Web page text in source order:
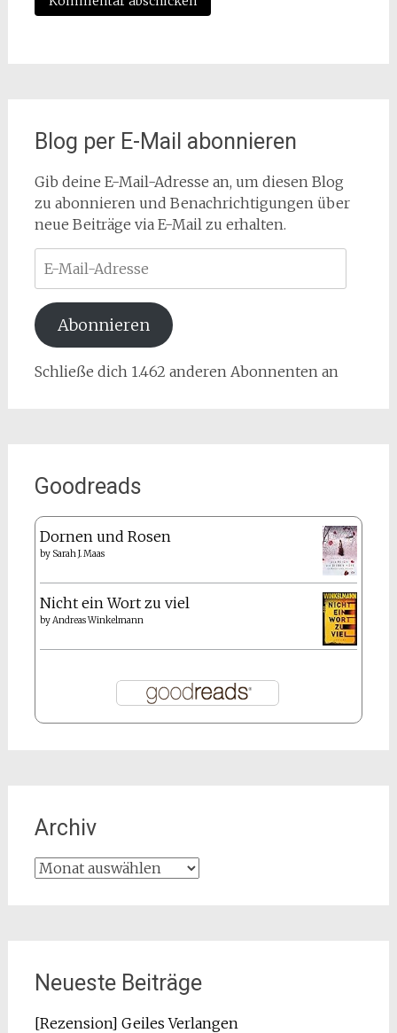
Blog per E-Mail abonnieren
Gib deine E-Mail-Adresse an, um diesen Blog
zu abonnieren und Benachrichtigungen über
neue Beiträge via E-Mail zu erhalten.
Mail-
Adresse
Abonnieren
Schließe dich 1.462 anderen Abonnenten an
Goodreads
Dornen und Rosen
by Sarah J. Maas
Nicht ein Wort zu viel
byAndreas Winkelmann
Archiv
Archiv
Neueste Beiträge
[Rezension] Geiles Verlangen